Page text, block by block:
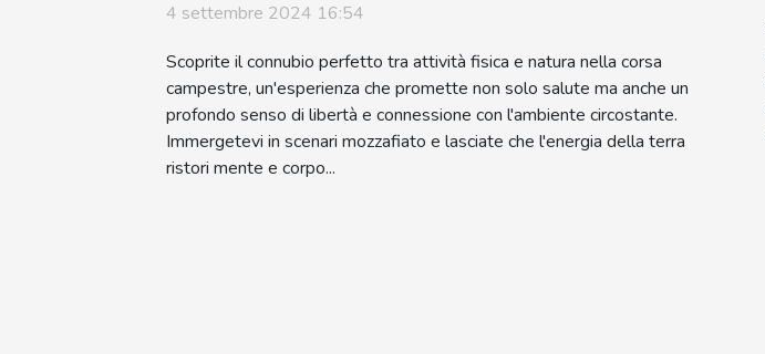
4 settembre 2024 16:54
Scoprite il connubio perfetto tra attività fisica e natura nella corsa
campestre, un'esperienza che promette non solo salute ma anche un
profondo senso di libertà e connessione con l'ambiente circostante.
Immergetevi in scenari mozzafiato e lasciate che l'energia della terra
ristori mente e corpo...